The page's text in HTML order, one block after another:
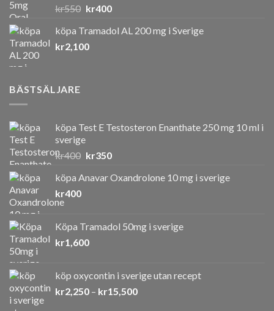
kr550 Det
priset
var:
kr400Det
priset
köpa Tramadol AL 200 mg i Sverige
kr2,100
BÄSTSÄLJARE
köpa Test E Testosteron Enanthate 250 mg 10 ml i
sverige
kr400 Det
priset
kr350Det
priset
köpa Anavar Oxandrolone 10 mg i sverige
kr400
Köpa Tramadol 50mg i sverige
kr1,600
köp oxycontin i sverige utan recept
kr2,250 – kr15,500Prisintervall: